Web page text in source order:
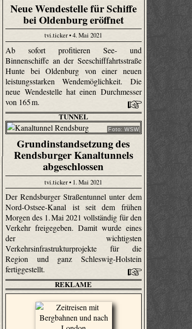
Neue Wendestelle für Schiffe
bei Oldenburg eröffnet
tvi.ticker • 4. Mai 2021
Ab sofort profitieren See- und
Binnenschiffe an der Seeschifffahrtsstraße
Hunte bei Oldenburg von einer neuen
leistungsstarken Wendemöglichkeit. Die
neue Wendestelle hat einen Durchmesser
von 165 m.
TUNNEL
Foto: WSW
Grundinstandsetzung des
Rendsburger Kanaltunnels
abgeschlossen
tvi.ticker • 1. Mai 2021
Der Rendsburger Straßentunnel unter dem
Nord-Ostsee-Kanal ist seit dem frühen
Morgen des 1. Mai 2021 vollständig für den
Verkehr freigegeben. Damit wurde eines
der wichtigsten
Verkehrsinfrastrukturprojekte für die
Region und ganz Schleswig-Holstein
fertiggestellt.
REKLAME